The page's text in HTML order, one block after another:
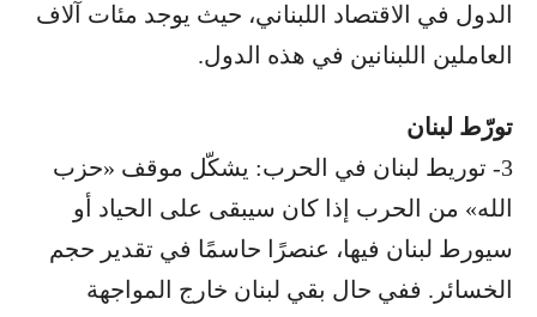
الدول في الاقتصاد اللبناني، حيث يوجد مئات آلاف
العاملين اللبنانين في هذه الدول.
تورّط لبنان
3- توريط لبنان في الحرب: يشكّل موقف «حزب
الله» من الحرب إذا كان سيبقى على الحياد أو
سيورط لبنان فيها، عنصرًا حاسمًا في تقدير حجم
الخسائر. ففي حال بقي لبنان خارج المواجهة